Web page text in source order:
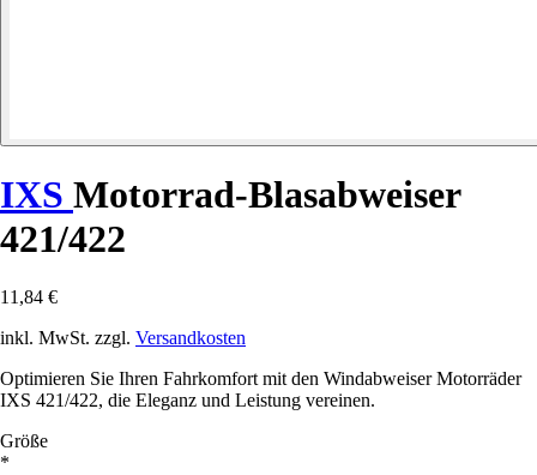
IXS Motorrad-Blasabweiser
421/422
11,84 €
inkl. MwSt. zzgl. Versandkosten
Optimieren Sie Ihren Fahrkomfort mit den Windabweiser Motorräder
IXS 421/422, die Eleganz und Leistung vereinen.
Größe
*